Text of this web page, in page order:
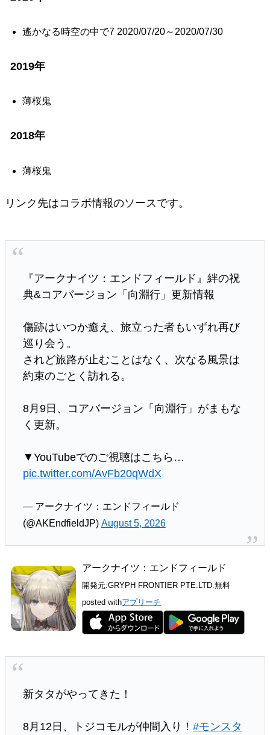
遙かなる時空の中で7 2020/07/20～2020/07/30
2019年
薄桜鬼
2018年
薄桜鬼
リンク先はコラボ情報のソースです。
『アークナイツ：エンドフィールド』絆の祝
典&コアバージョン「向淵行」更新情報
傷跡はいつか癒え、旅立った者もいずれ再び
巡り会う。
されど旅路が止むことはなく、次なる風景は
約束のごとく訪れる。
8月9日、コアバージョン「向淵行」がまもな
く更新。
▼YouTubeでのご視聴はこちら…
pic.twitter.com/AvFb20qWdX
— アークナイツ：エンドフィールド
(@AKEndfieldJP) August 5, 2026
アークナイツ：エンドフィールド
開発元:GRYPH FRONTIER PTE.LTD. 無料
posted withアプリーチ
新タタがやってきた！
8月12日、トジコモルが仲間入り！ #モンスタ